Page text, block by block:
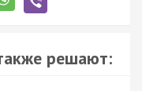
решают: